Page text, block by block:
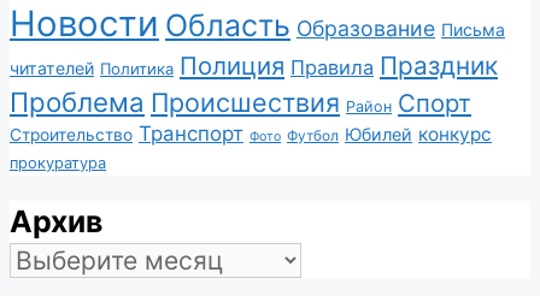
Новости Область Образование Письма
читателей Политика Полиция Правила Праздник
Проблема Происшествия Район Спорт
Строительство Транспорт Фото Футбол Юбилей конкурс
прокуратура
Архив
Архив